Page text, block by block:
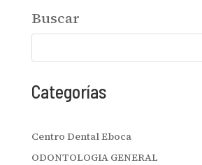
Buscar
Categorías
Centro Dental Eboca
ODONTOLOGIA GENERAL